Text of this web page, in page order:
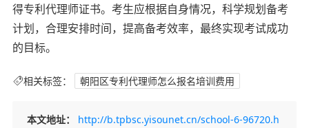
得专利代理师证书。考生应根据自身情况，科学规划备考
计划，合理安排时间，提高备考效率，最终实现考试成功
的目标。
相关标签： 朝阳区专利代理师怎么报名培训费用
本文地址：
http://b.tpbsc.yisounet.cn/school-6-96720.h